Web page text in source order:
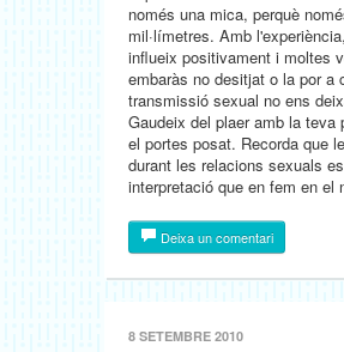
només una mica, perquè
mil·límetres. Amb
influeix positivament i moltes
embaràs no desitjat o la por a
transmissió sexual no ens
Gaudeix del plaer amb la teva
el portes posat. Recorda que
durant les relacions sexuals
interpretació que en fem en el
Deixa un comentari
8 SETEMBRE 2010